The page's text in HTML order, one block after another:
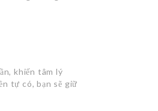
khiến tâm lý
tự có, bạn sẽ giữ